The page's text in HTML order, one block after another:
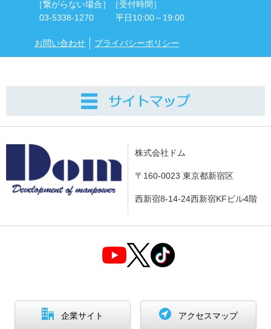
［繋がらない場合］
03-5338-1270
［受付時間］
平日10:00～19:00
お問い合わせ プライバシーポリシー
株式会社ドム
〒160-0023 東京都新宿区
西新宿8-14-24西新宿KFビル4階
企業サイト アクセスマップ